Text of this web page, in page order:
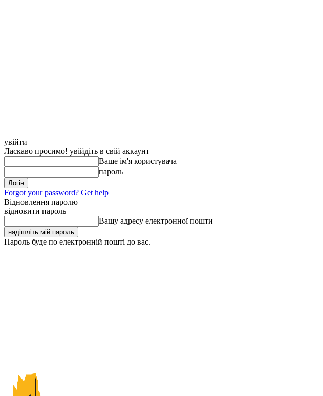
увійти
Ласкаво просимо! увійдіть в свій аккаунт
Ваше ім'я користувача
пароль
Forgot your password? Get help
Відновлення паролю
відновити пароль
Вашу адресу електронної пошти
Пароль буде по електронній пошті до вас.